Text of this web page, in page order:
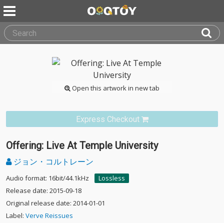
Open this artwork in new tab
Express Checkout
Offering: Live At Temple University
ジョン・コルトレーン
Audio format: 16bit/44.1kHz
Lossless
Release date: 2015-09-18
Original release date: 2014-01-01
Label: Verve Reissues